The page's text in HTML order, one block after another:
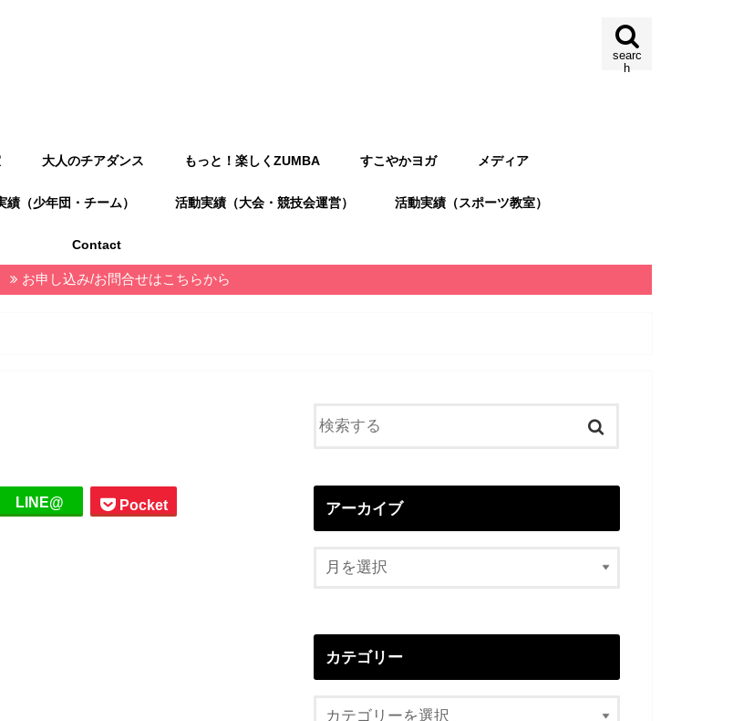
searc
h
大人のチアダンス もっと！楽しくZUMBA すこやかヨガ メディア
績（少年団・チーム） 活動実績（大会・競技会運営） 活動実績（スポーツ教室）
Contact
お申し込み/お問合せはこちらから
LINE@ Pocket アーカイブ
カテゴリー